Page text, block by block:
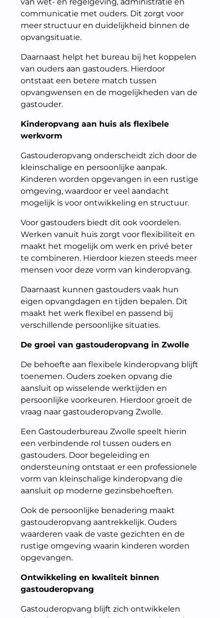
communicatie met ouders. Dit zorgt voor
meer structuur en duidelijkheid binnen de
opvangsituatie.
Daarnaast helpt het bureau bij het koppelen
van ouders aan gastouders. Hierdoor
ontstaat een betere match tussen
opvangwensen en de mogelijkheden van de
gastouder.
Kinderopvang aan huis als flexibele
werkvorm
Gastouderopvang onderscheidt zich door de
kleinschalige en persoonlijke aanpak.
Kinderen worden opgevangen in een rustige
omgeving, waardoor er veel aandacht
mogelijk is voor ontwikkeling en structuur.
Voor gastouders biedt dit ook voordelen.
Werken vanuit huis zorgt voor flexibiliteit en
maakt het mogelijk om werk en privé beter
te combineren. Hierdoor kiezen steeds meer
mensen voor deze vorm van kinderopvang.
Daarnaast kunnen gastouders vaak hun
eigen opvangdagen en tijden bepalen. Dit
maakt het werk flexibel en passend bij
verschillende persoonlijke situaties.
De groei van gastouderopvang in Zwolle
De behoefte aan flexibele kinderopvang blijft
toenemen. Ouders zoeken opvang die
aansluit op wisselende werktijden en
persoonlijke voorkeuren. Hierdoor groeit de
vraag naar gastouderopvang Zwolle.
Een Gastouderbureau Zwolle speelt hierin
een verbindende rol tussen ouders en
gastouders. Door begeleiding en
ondersteuning ontstaat er een professionele
vorm van kleinschalige kinderopvang die
aansluit op moderne gezinsbehoeften.
Ook de persoonlijke benadering maakt
gastouderopvang aantrekkelijk. Ouders
waarderen vaak de vaste gezichten en de
rustige omgeving waarin kinderen worden
opgevangen.
Ontwikkeling en kwaliteit binnen
gastouderopvang
Gastouderopvang blijft zich ontwikkelen